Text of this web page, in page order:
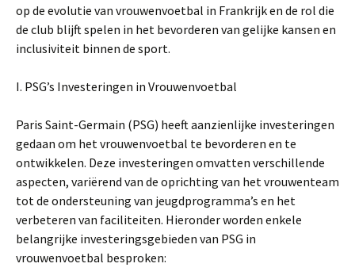
op de evolutie van vrouwenvoetbal in Frankrijk en de rol die
de club blijft spelen in het bevorderen van gelijke kansen en
inclusiviteit binnen de sport.
I. PSG’s Investeringen in Vrouwenvoetbal
Paris Saint-Germain (PSG) heeft aanzienlijke investeringen
gedaan om het vrouwenvoetbal te bevorderen en te
ontwikkelen. Deze investeringen omvatten verschillende
aspecten, variërend van de oprichting van het vrouwenteam
tot de ondersteuning van jeugdprogramma’s en het
verbeteren van faciliteiten. Hieronder worden enkele
belangrijke investeringsgebieden van PSG in
vrouwenvoetbal besproken: